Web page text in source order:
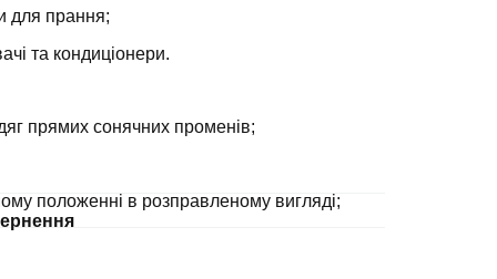
для прання;
та кондиціонери.
прямих сонячних променів;
положенні в розправленому вигляді;